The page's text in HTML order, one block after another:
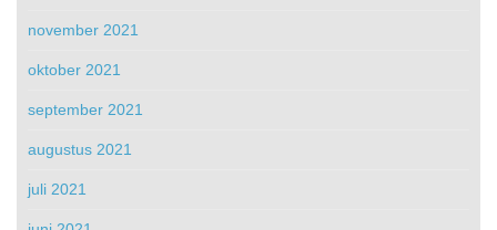
november 2021
oktober 2021
september 2021
augustus 2021
juli 2021